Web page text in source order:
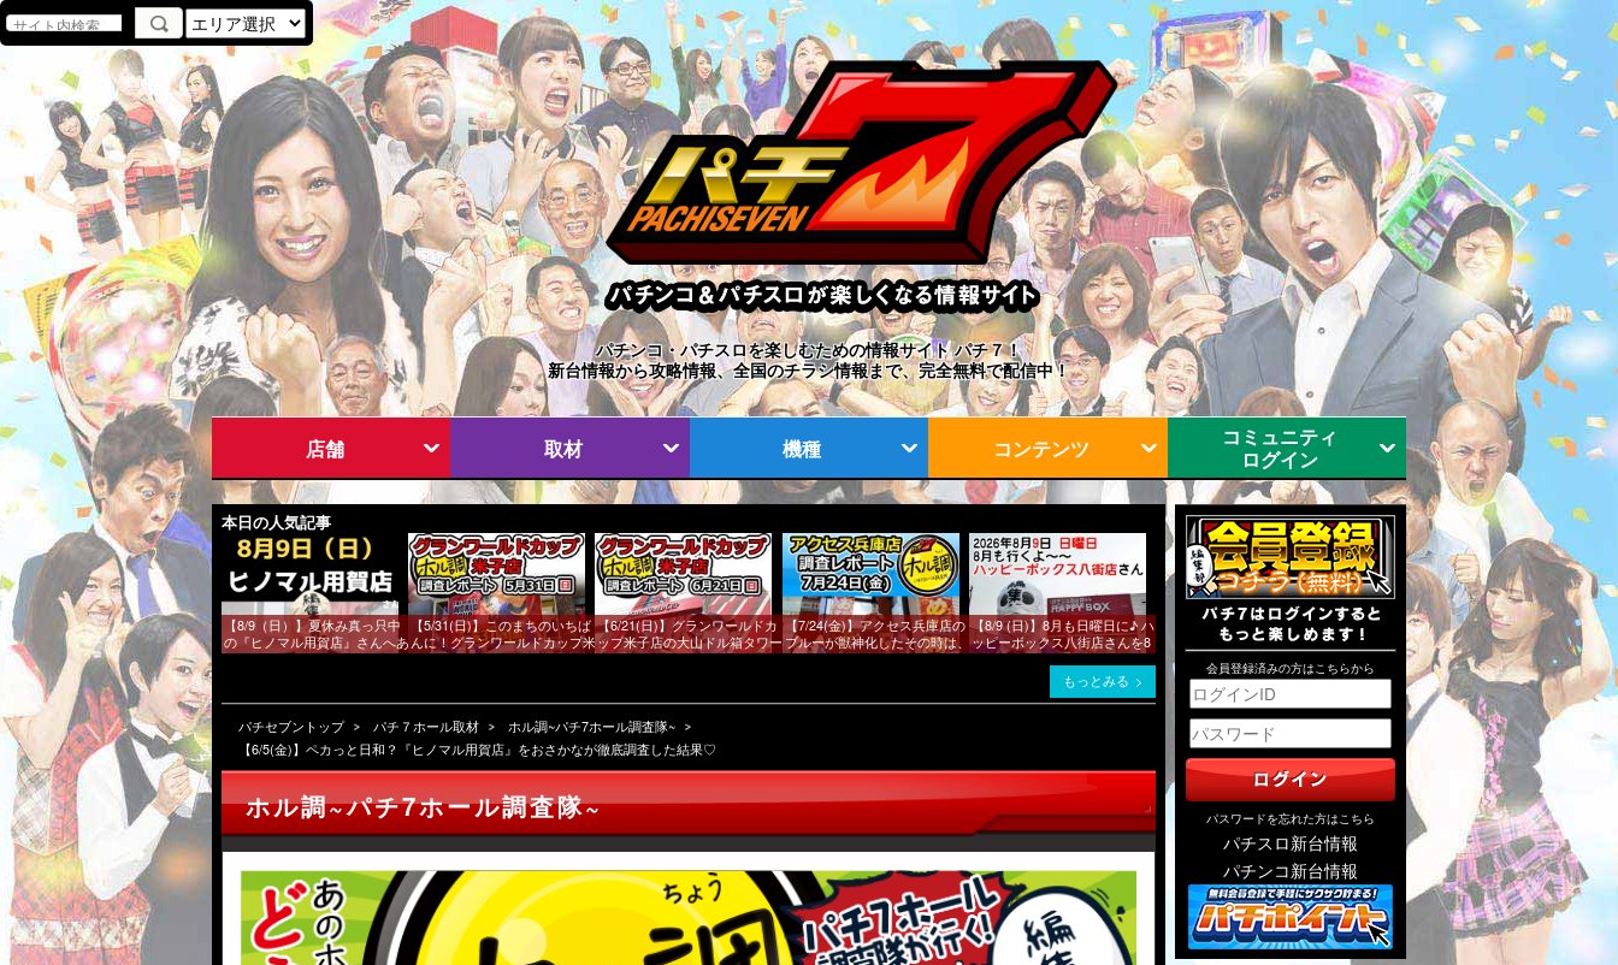
パチンコ・パチスロを楽しむための情報サイト パチ７！
新台情報から攻略情報、全国のチラシ情報まで、完全無料で配信中！
店舗 取材 機種 コンテンツ
コミュニティ
ログイン
本日の人気記事
【8/9（日）】夏休み真っ只中
の『ヒノマル用賀店』さんへあ
しのマスクが出撃！
【5/31(日)】このまちのいちば
んに！グランワールドカップ米
子店（鳥取県）に遊べるポイン
【6/21(日)】グランワールドカ
ップ米子店の大山ドル箱タワー
は標高だけでなく全体的には厚
【7/24(金)】アクセス兵庫店の
ブルーが獣神化したその時は、
ブルーの技を意識して立ち回ろ
【8/9 (日)】8月も日曜日に♪ ハ
ッピーボックス八街店さんを8
月もホル調だ～！
もっとみる
パチセブントップ パチ７ホール取材
ホル調~パチ7ホール調査隊~
【6/5(金)】ペカっと日和？『ヒノマル用賀店』をおさかなが徹底調査した結果♡
ホル調~パチ7ホール調査隊~
会員登録済みの方はこちらから
パスワードを忘れた方はこちら
パチスロ新台情報
パチンコ新台情報